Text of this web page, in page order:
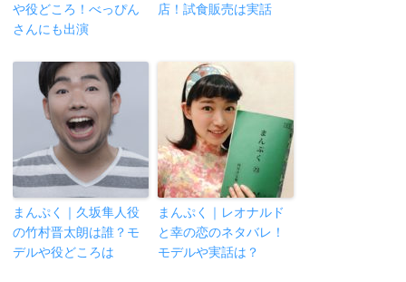
や役どころ！べっぴん
さんにも出演
店！試食販売は実話
まんぷく｜久坂隼人役
の竹村晋太朗は誰？モ
デルや役どころは
まんぷく｜レオナルド
と幸の恋のネタバレ！
モデルや実話は？